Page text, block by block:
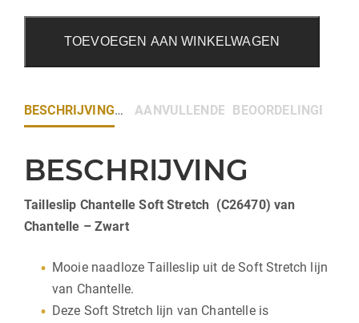
TOEVOEGEN AAN WINKELWAGEN
BESCHRIJVING AANVULLENDE INFORMATIE
BEOORDELINGEN (0)
BESCHRIJVING
Tailleslip Chantelle Soft Stretch (C26470) van
Chantelle – Zwart
Mooie naadloze Tailleslip uit de Soft Stretch lijn
van Chantelle.
Deze Soft Stretch lijn van Chantelle is